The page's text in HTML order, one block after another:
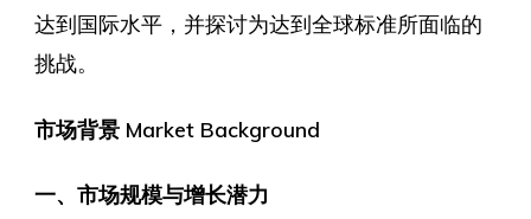
达到国际水平，并探讨为达到全球标准所面临的
挑战。
市场背景 Market Background
一、市场规模与增长潜力